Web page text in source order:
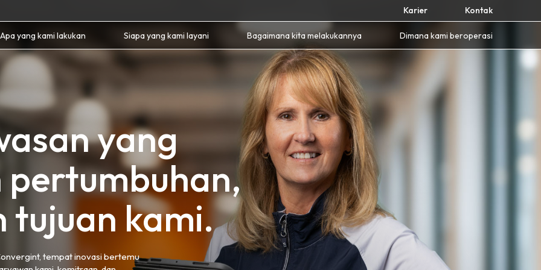
Karier Kontak
Apa yang kami lakukan Siapa yang kami layani Bagaimana kita melakukannya Dimana kami beroperasi
yang
tujuan kami.
tempat inovasi bertemu